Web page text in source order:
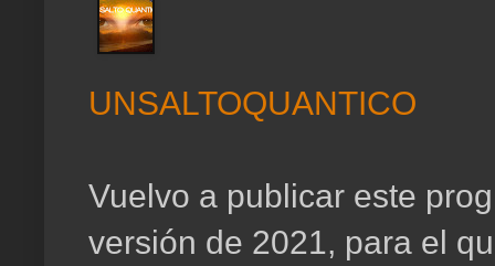
UNSALTOQUANTICO
Vuelvo a publicar este
versión de 2021, para el